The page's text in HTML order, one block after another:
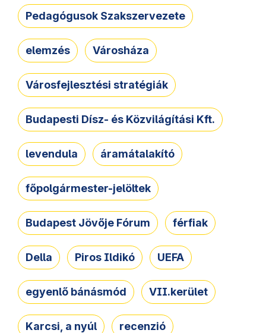
Pedagógusok Szakszervezete
elemzés Városháza
Városfejlesztési stratégiák
Budapesti Dísz- és Közvilágítási Kft.
levendula áramátalakító
főpolgármester-jelöltek
Budapest Jövője Fórum férfiak
Della Piros Ildikó UEFA
egyenlő bánásmód VII.kerület
Karcsi, a nyúl recenzió